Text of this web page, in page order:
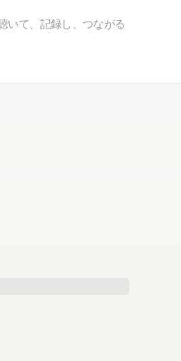
いて、記録し、つながる